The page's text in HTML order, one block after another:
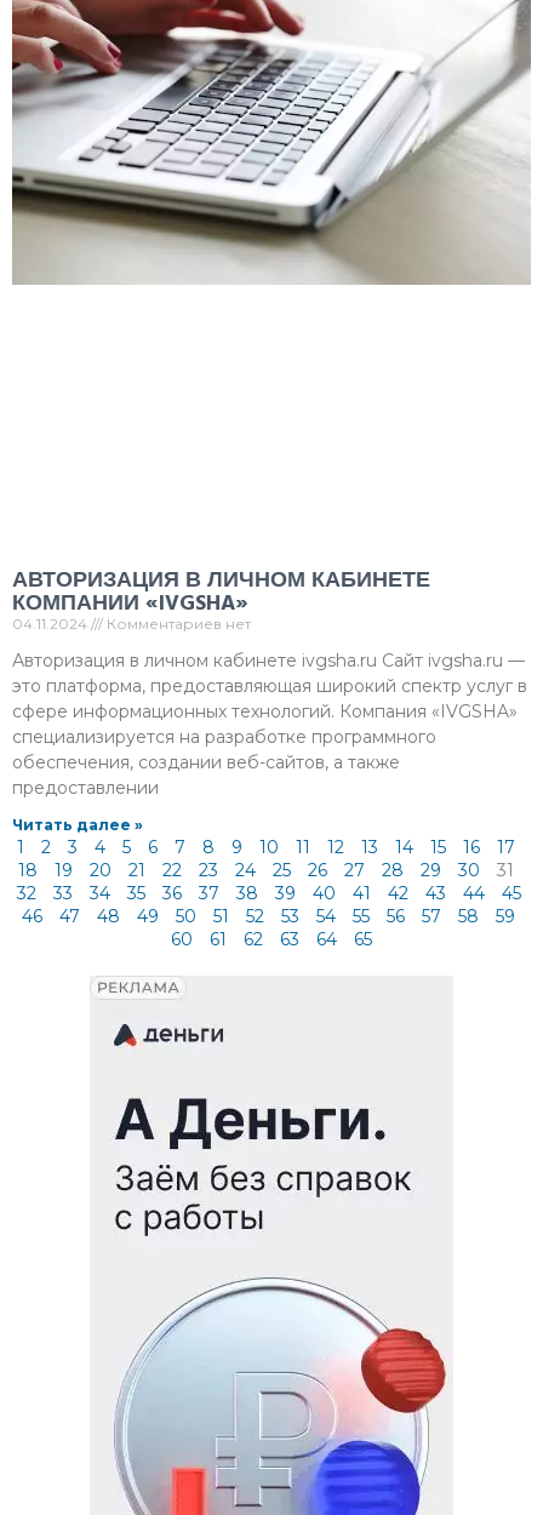
АВТОРИЗАЦИЯ В ЛИЧНОМ КАБИНЕТЕ
КОМПАНИИ «IVGSHA»
04.11.2024 Комментариев нет
Авторизация в личном кабинете ivgsha.ru Сайт ivgsha.ru —
это платформа, предоставляющая широкий спектр услуг в
сфере информационных технологий. Компания «IVGSHA»
специализируется на разработке программного
обеспечения, создании веб-сайтов, а также
предоставлении
Читать далее »
1 2 3 4 5 6 7 8 9 10 11 12 13 14 15 16
17
18
19 20 21 22 23 24 25 26 27 28 29 30
31
32
33 34 35 36 37 38 39 40 41 42 43 44
45
46
47 48 49 50 51 52 53 54 55 56 57 58
59
60
61 62 63 64 65